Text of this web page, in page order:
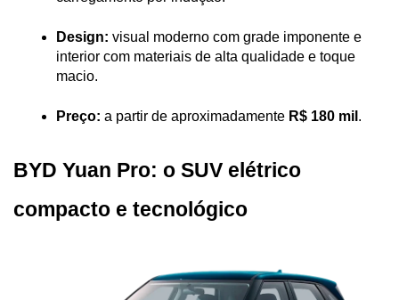
Design: visual moderno com grade imponente e
interior com materiais de alta qualidade e toque
macio.
Preço: a partir de aproximadamente R$ 180 mil .
BYD Yuan Pro: o SUV elétrico
compacto e tecnológico